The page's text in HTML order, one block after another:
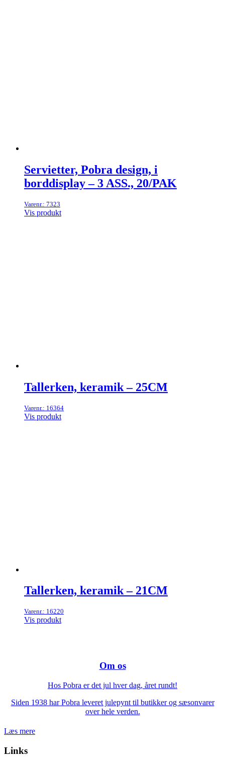
Servietter, Pobra design, i
borddisplay – 3 ASS., 20/PAK
Varenr.: 7323
Vis produkt
Tallerken, keramik – 25CM
Varenr.: 16364
Vis produkt
Tallerken, keramik – 21CM
Varenr.: 16220
Vis produkt
Om os
Hos Pobra er det jul hver dag, året rundt!
Siden 1938 har Pobra leveret julepynt til butikker og sæsonvarer
over hele verden.
Læs mere
Links